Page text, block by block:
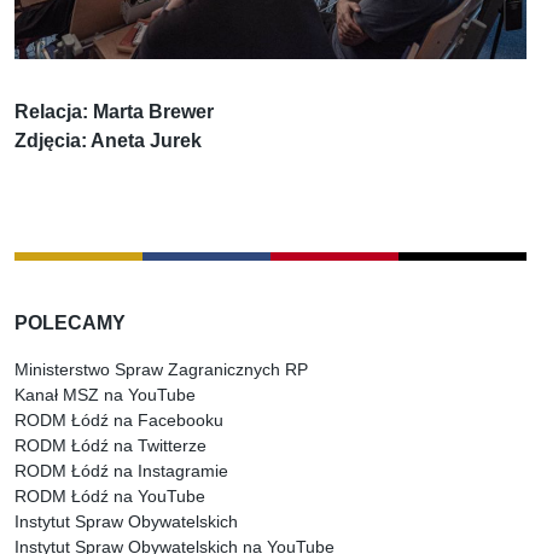
Relacja: Marta Brewer
Zdjęcia: Aneta Jurek
POLECAMY
Ministerstwo Spraw Zagranicznych RP
Kanał MSZ na YouTube
RODM Łódź na Facebooku
RODM Łódź na Twitterze
RODM Łódź na Instagramie
RODM Łódź na YouTube
Instytut Spraw Obywatelskich
Instytut Spraw Obywatelskich na YouTube